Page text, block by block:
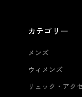
カテゴリー
メンズ
ウィメンズ
リュック・アク